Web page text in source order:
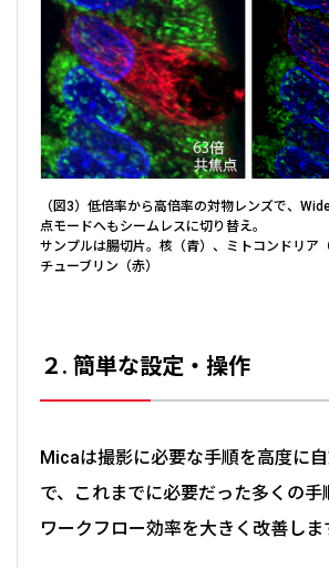
（図3）低倍率から高倍率の対物レンズで、
点モードへもシームレスに切り替え。
サンプルは腸切片。核（青）、ミトコンドリア
チューブリン（赤）
２. 簡単な設定・操作
Micaは撮影に必要な手順を高度に
で、これまでに必要だった多くの手
ワークフロー効率を大きく改善しま